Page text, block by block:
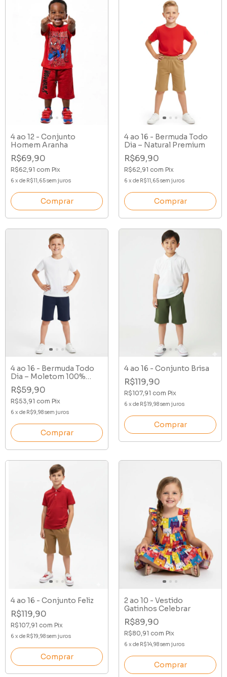
4 ao 12 - Conjunto
Homem Aranha
R$69,90
R$62,91 com Pix
6 x de R$11,65sem juros
Comprar
4 ao 16 - Bermuda Todo
Dia – Natural Premium
R$69,90
R$62,91 com Pix
6 x de R$11,65sem juros
Comprar
4 ao 16 - Bermuda Todo
Dia – Moletom 100%
Algodão
R$59,90
R$53,91 com Pix
6 x de R$9,98sem juros
Comprar
4 ao 16 - Conjunto Brisa
R$119,90
R$107,91 com Pix
6 x de R$19,98sem juros
Comprar
4 ao 16 - Conjunto Feliz
R$119,90
R$107,91 com Pix
6 x de R$19,98sem juros
Comprar
2 ao 10 - Vestido
Gatinhos Celebrar
R$89,90
R$80,91 com Pix
6 x de R$14,98sem juros
Comprar